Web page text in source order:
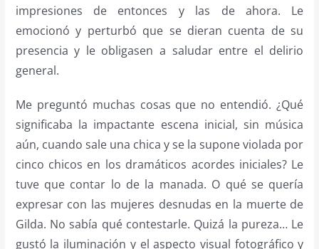
impresiones de entonces y las de ahora. Le
emocionó y perturbó que se dieran cuenta de su
presencia y le obligasen a saludar entre el delirio
general.
Me preguntó muchas cosas que no entendió. ¿Qué
significaba la impactante escena inicial, sin música
aún, cuando sale una chica y se la supone violada por
cinco chicos en los dramáticos acordes iniciales? Le
tuve que contar lo de la manada. O qué se quería
expresar con las mujeres desnudas en la muerte de
Gilda. No sabía qué contestarle. Quizá la pureza… Le
gustó la iluminación y el aspecto visual fotográfico y